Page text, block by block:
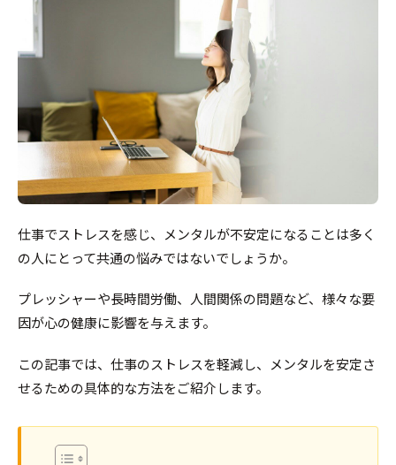
仕事でストレスを感じ、メンタルが不安定になることは多く
の人にとって共通の悩みではないでしょうか。
プレッシャーや長時間労働、人間関係の問題など、様々な要
因が心の健康に影響を与えます。
この記事では、仕事のストレスを軽減し、メンタルを安定さ
せるための具体的な方法をご紹介します。